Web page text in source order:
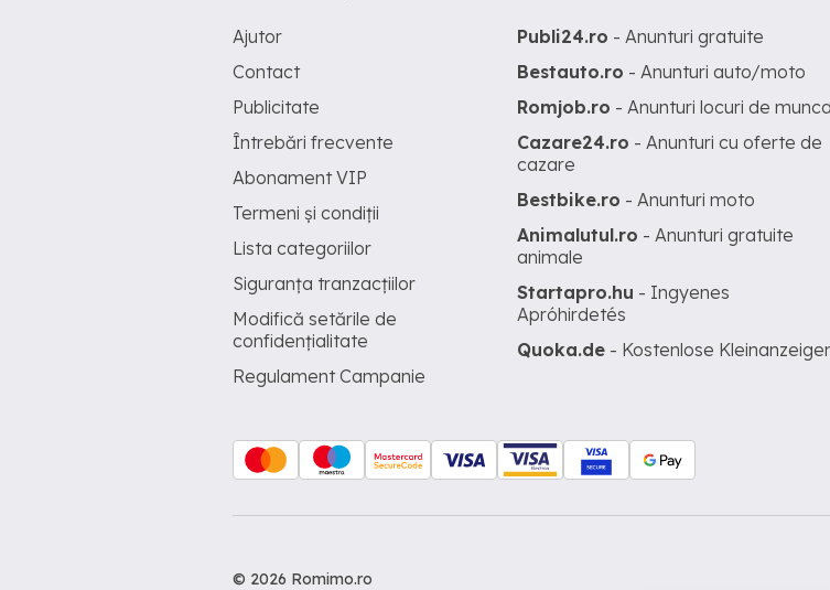
Ajutor
Contact
Publicitate
Întrebări frecvente
Abonament VIP
Termeni și condiții
Lista categoriilor
Siguranța tranzacțiilor
Modifică setările de
confidențialitate
Regulament Campanie
Publi24.ro - Anunturi gratuite
Bestauto.ro - Anunturi auto/moto
Romjob.ro - Anunturi locuri de munca
Cazare24.ro - Anunturi cu oferte de
cazare
Bestbike.ro - Anunturi moto
Animalutul.ro - Anunturi gratuite
animale
Startapro.hu - Ingyenes
Apróhirdetés
Quoka.de - Kostenlose
© 2026 Romimo.ro